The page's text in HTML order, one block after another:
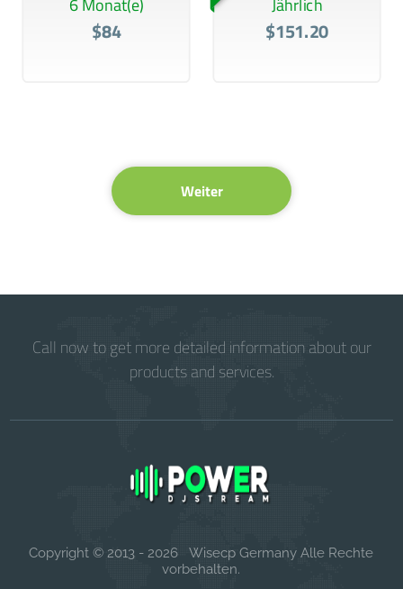
$84 $151.20
Weiter
Call now to get more detailed information about our
products and services.
Copyright © 2013 - 2026 Wisecp Germany Alle Rechte
vorbehalten.